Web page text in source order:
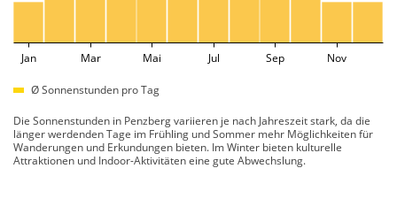
Jan Mar Mai Jul Sep Nov
Ø Sonnenstunden pro Tag
Die Sonnenstunden in Penzberg variieren je nach Jahreszeit stark, da die
länger werdenden Tage im Frühling und Sommer mehr Möglichkeiten für
Wanderungen und Erkundungen bieten. Im Winter bieten kulturelle
Attraktionen und Indoor-Aktivitäten eine gute Abwechslung.